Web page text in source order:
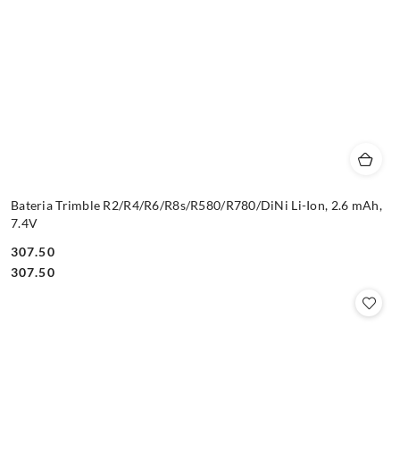
Bateria Trimble R2/R4/R6/R8s/R580/R780/DiNi Li-Ion, 2.6 mAh,
7.4V
Cena:
307.50
Cena:
307.50